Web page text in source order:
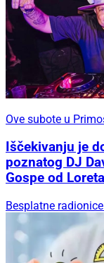
Ove subote u
Iščekivanju je
poznatog DJ
Gospe od Loreta
Besplatne